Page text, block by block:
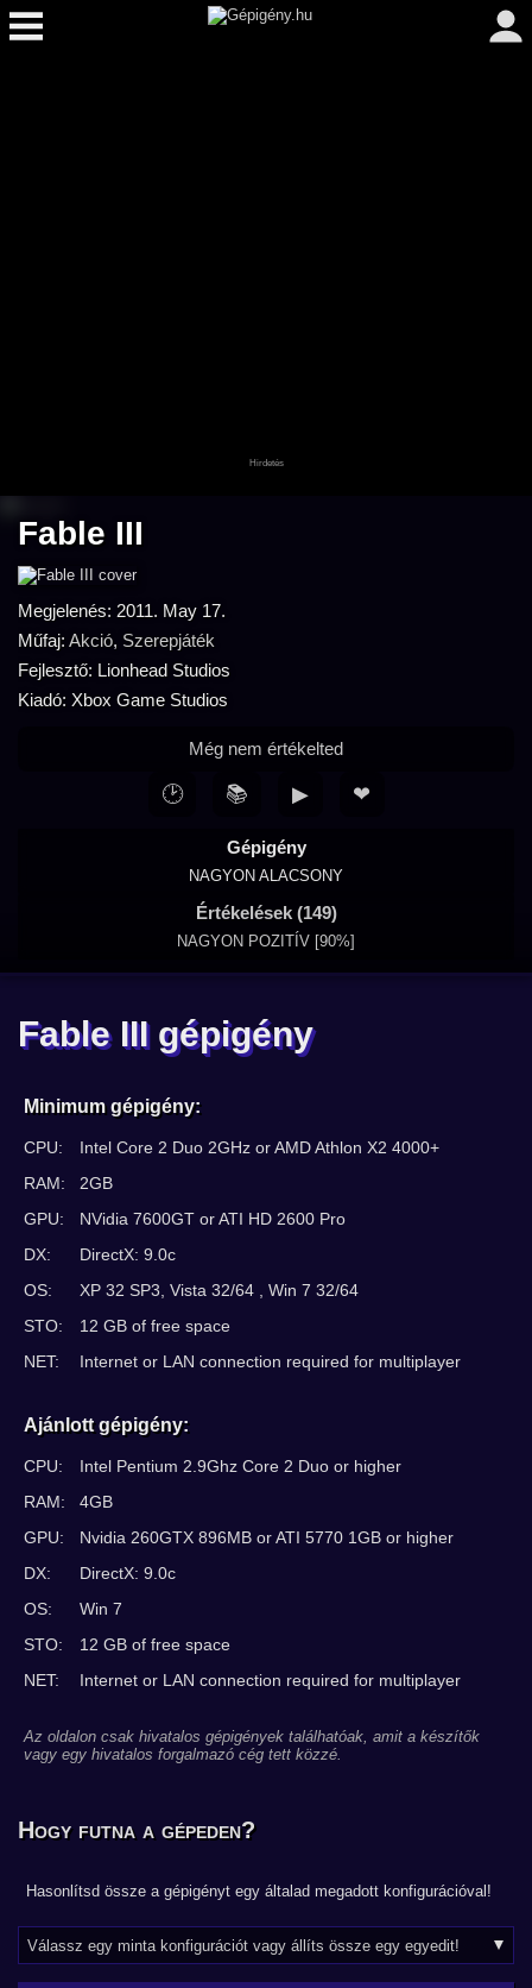
Fable III
Megjelenés: 2011. May 17.
Műfaj: Akció, Szerepjáték
Fejlesztő: Lionhead Studios
Kiadó: Xbox Game Studios
Gépigény
NAGYON ALACSONY
Értékelések (149)
NAGYON POZITÍV [90%]
Még nem értékelted
🕑 📚 ▶ ❤
Fable III gépigény
Minimum gépigény:
CPU:
Intel Core 2 Duo 2GHz or AMD Athlon X2 4000+
RAM:
2GB
GPU:
NVidia 7600GT or ATI HD 2600 Pro
DX:
DirectX: 9.0c
OS:
XP 32 SP3, Vista 32/64 , Win 7 32/64
STO:
12 GB of free space
NET:
Internet or LAN connection required for multiplayer
Ajánlott gépigény:
CPU:
Intel Pentium 2.9Ghz Core 2 Duo or higher
RAM:
4GB
GPU:
Nvidia 260GTX 896MB or ATI 5770 1GB or higher
DX:
DirectX: 9.0c
OS:
Win 7
STO:
12 GB of free space
NET:
Internet or LAN connection required for multiplayer
Az oldalon csak hivatalos gépigények találhatóak, amit a készítők
vagy egy hivatalos forgalmazó cég tett közzé.
Hogy futna a gépeden?
Hasonlítsd össze a gépigényt egy általad megadott konfigurációval!